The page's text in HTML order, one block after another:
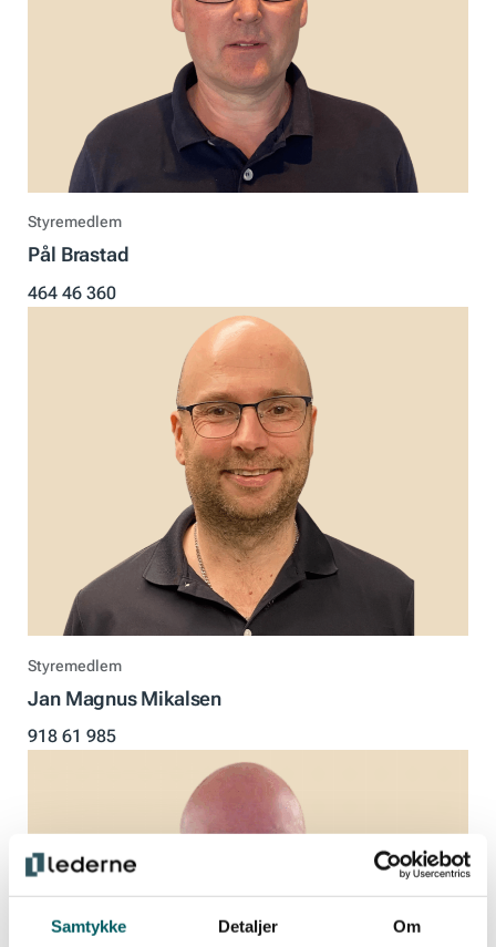
Samtykke Detaljer Om
Styremedlem
Pål Brastad
464 46 360
Styremedlem
Jan Magnus Mikalsen
918 61 985